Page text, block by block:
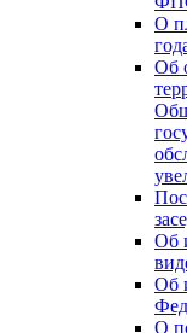
О
Об
Об
Об
О